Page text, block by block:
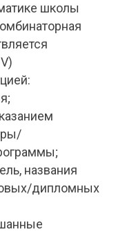
школы
названия
дипломных